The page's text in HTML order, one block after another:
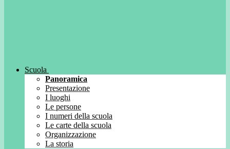
Scuola
Panoramica
Presentazione
I luoghi
Le persone
I numeri della scuola
Le carte della scuola
Organizzazione
La storia